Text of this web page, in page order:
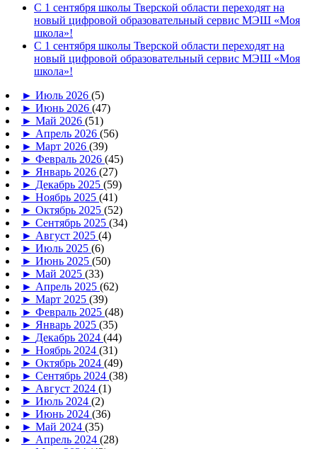
С 1 сентября школы Тверской области переходят на
новый цифровой образовательный сервис МЭШ «Моя
школа»!
С 1 сентября школы Тверской области переходят на
новый цифровой образовательный сервис МЭШ «Моя
школа»!
► Июль 2026 (5)
► Июнь 2026 (47)
► Май 2026 (51)
► Апрель 2026 (56)
► Март 2026 (39)
► Февраль 2026 (45)
► Январь 2026 (27)
► Декабрь 2025 (59)
► Ноябрь 2025 (41)
► Октябрь 2025 (52)
► Сентябрь 2025 (34)
► Август 2025 (4)
► Июль 2025 (6)
► Июнь 2025 (50)
► Май 2025 (33)
► Апрель 2025 (62)
► Март 2025 (39)
► Февраль 2025 (48)
► Январь 2025 (35)
► Декабрь 2024 (44)
► Ноябрь 2024 (31)
► Октябрь 2024 (49)
► Сентябрь 2024 (38)
► Август 2024 (1)
► Июль 2024 (2)
► Июнь 2024 (36)
► Май 2024 (35)
► Апрель 2024 (28)